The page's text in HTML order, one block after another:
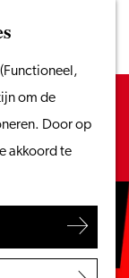
om de
Door op
akkoord te
het water
& drinken
kinderen
Leiden
beschikbare